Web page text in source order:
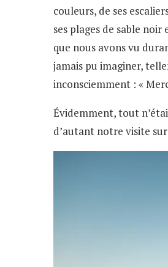
couleurs, de ses
ses plages de sable
que nous avons vu
jamais pu imaginer,
inconsciemment : «
Évidemment, tout
d’autant notre visite